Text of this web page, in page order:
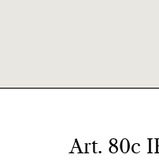
Art. 80c